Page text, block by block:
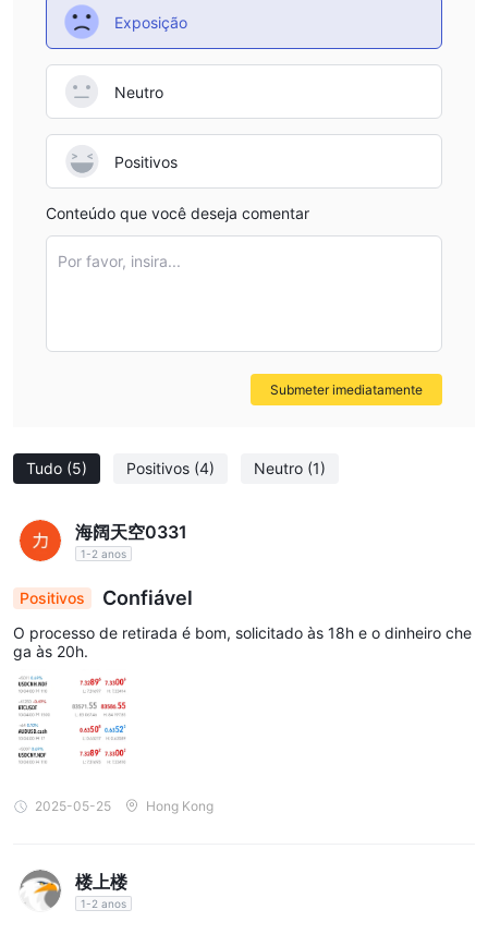
Tudo (5) Positivos (4) Neutro (1)
海阔天空0331
1-2 anos
Positivos Confiável
O processo de retirada é bom, solicitado às 18h e o dinheiro che
ga às 20h.
2025-05-25 Hong Kong
楼上楼
1-2 anos
Exposição
Neutro
Positivos
Conteúdo que você deseja comentar
Por favor, insira...
Submeter imediatamente